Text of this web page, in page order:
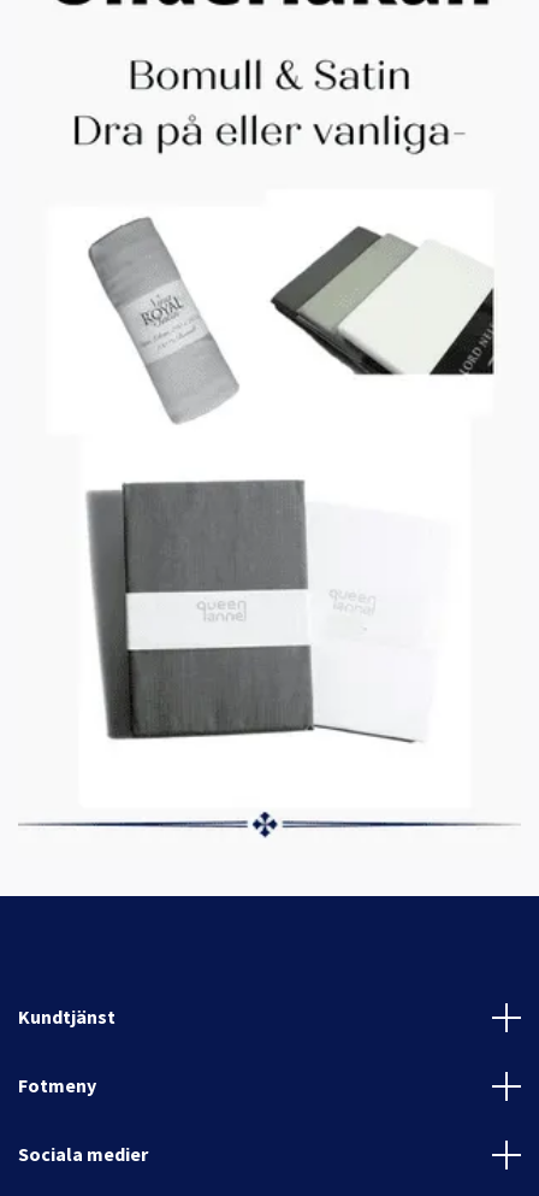
Kundtjänst
Fotmeny
Sociala medier